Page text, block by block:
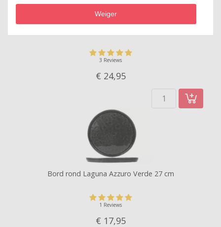
3 Reviews
€ 24,95
Bord rond Laguna Azzuro Verde 27 cm
1 Reviews
€ 17,95
Weiger